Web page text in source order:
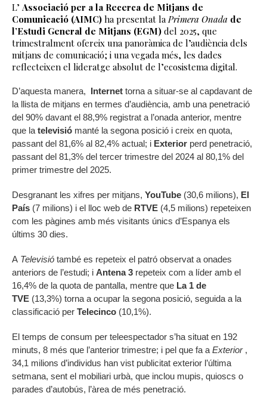
L’ Associació per a la Recerca de Mitjans de
Comunicació (AIMC) ha presentat la Primera Onada de
l’Estudi General de Mitjans (EGM) del 2025, que
trimestralment ofereix una panoràmica de l’audiència dels
mitjans de comunicació; i una vegada més, les dades
reflecteixen el lideratge absolut de l’ecosistema digital.
D’aquesta manera, Internet torna a situar-se al capdavant de
la llista de mitjans en termes d’audiència, amb una penetració
del 90% davant el 88,9% registrat a l’onada anterior, mentre
que la televisió manté la segona posició i creix en quota,
passant del 81,6% al 82,4% actual; i Exterior perd penetració,
passant del 81,3% del tercer trimestre del 2024 al 80,1% del
primer trimestre del 2025.
Desgranant les xifres per mitjans, YouTube (30,6 milions), El
País (7 milions) i el lloc web de RTVE (4,5 milions) repeteixen
com les pàgines amb més visitants únics d’Espanya els
últims 30 dies.
A Televisió també es repeteix el patró observat a onades
anteriors de l’estudi; i Antena 3 repeteix com a líder amb el
16,4% de la quota de pantalla, mentre que La 1 de
TVE (13,3%) torna a ocupar la segona posició, seguida a la
classificació per Telecinco (10,1%).
El temps de consum per teleespectador s’ha situat en 192
minuts, 8 més que l’anterior trimestre; i pel que fa a Exterior,
34,1 milions d’individus han vist publicitat exterior l’última
setmana, sent el mobiliari urbà, que inclou mupis, quioscs o
parades d’autobús, l’àrea de més penetració.